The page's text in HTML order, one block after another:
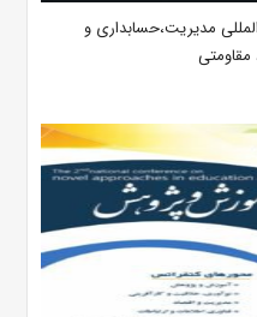
مدیریت،حسابداری و
مقاومتی